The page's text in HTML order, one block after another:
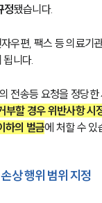
정됐습니다.
우편, 팩스 등 의료기
니다.
전송등 요청을 정당
부할 경우 위반사항 시
하의 벌금에 처할 수 있
상 행위 범위 지정